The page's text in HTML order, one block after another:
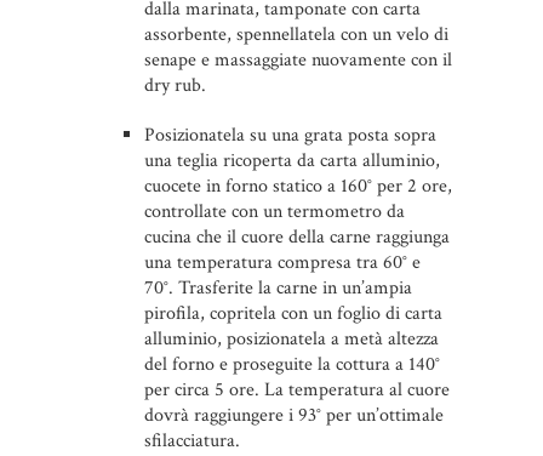
dalla marinata, tamponate con carta
assorbente, spennellatela con un velo di
senape e massaggiate nuovamente con il
dry rub.
Posizionatela su una grata posta sopra
una teglia ricoperta da carta alluminio,
cuocete in forno statico a 160° per 2 ore,
controllate con un termometro da
cucina che il cuore della carne raggiunga
una temperatura compresa tra 60° e
70°. Trasferite la carne in un’ampia
pirofila, copritela con un foglio di carta
alluminio, posizionatela a metà altezza
del forno e proseguite la cottura a 140°
per circa 5 ore. La temperatura al cuore
dovrà raggiungere i 93° per un’ottimale
sfilacciatura.